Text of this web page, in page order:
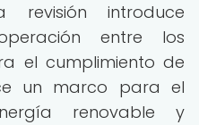
revisión introduce
entre los
el cumplimiento de
un marco para el
renovable y